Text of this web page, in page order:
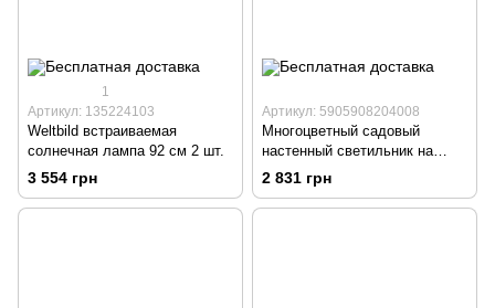
1
Артикул: 135224103
Weltbild встраиваемая
солнечная лампа 92 см 2 шт.
3 554 грн
Артикул: 5905908204008
Многоцветный садовый
настенный светильник на
солнечной батарее
2 831 грн